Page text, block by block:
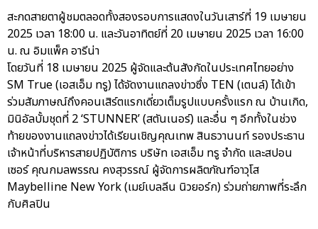
สะกดสายตาผู้ชมตลอดทั้งสองรอบการแสดงในวันเสาร์ที่ 19 เมษายน
2025 เวลา 18:00 น. และวันอาทิตย์ที่ 20 เมษายน 2025 เวลา 16:00
น. ณ อิมแพ็ค อารีน่า
โดยวันที่ 18 เมษายน 2025 ผู้จัดและต้นสังกัดในประเทศไทยอย่าง
SM True (เอสเอ็ม ทรู) ได้จัดงานแถลงข่าวซึ่ง TEN (เตนล์) ได้เข้า
ร่วมสัมภาษณ์ถึงคอนเสิร์ตแรกเดี่ยวเต็มรูปแบบครั้งแรก ณ บ้านเกิด,
มินิอัลบั้มชุดที่ 2 ‘STUNNER’ (สตันเนอร์) และอื่น ๆ อีกทั้งในช่วง
ท้ายของงานแถลงข่าวได้เรียนเชิญคุณเทพ สินธวานนท์ รองประธาน
เจ้าหน้าที่บริหารสายปฏิบัติการ บริษัท เอสเอ็ม ทรู จำกัด และสปอน
เซอร์ คุณกมลพรรณ คงสุวรรณ์ ผู้จัดการผลิตภัณฑ์อาวุโส
Maybelline New York (เมย์เบลลีน นิวยอร์ก) ร่วมถ่ายภาพที่ระลึก
กับศิลปิน